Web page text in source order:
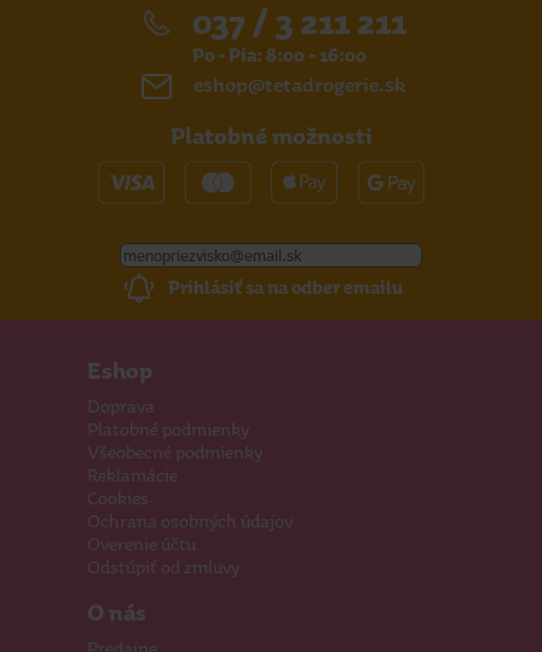
037 / 3 211 211
Po - Pia: 8:00 - 16:00
eshop@tetadrogerie.sk
Platobné možnosti
Prihlásiť sa na odber emailu
Eshop
Doprava
Platobné podmienky
Všeobecné podmienky
Reklamácie
Cookies
Ochrana osobných údajov
Overenie účtu
Odstúpiť od zmluvy
O nás
Predajne